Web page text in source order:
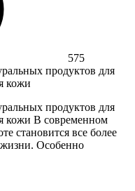
575
продуктов для
кожи
продуктов для
кожи В современном
становится все более
Особенно